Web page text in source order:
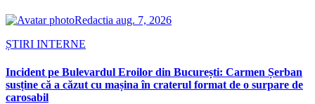
Redactia aug. 7, 2026
ȘTIRI INTERNE
Incident pe Bulevardul Eroilor din București: Carmen Șerban
susține că a căzut cu mașina în craterul format de o surpare de
carosabil